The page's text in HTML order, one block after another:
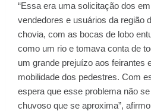
“Essa era uma solicitação dos
vendedores e usuários da região
chovia, com as bocas de lobo
como um rio e tomava conta de
um grande prejuízo aos feirantes
mobilidade dos pedestres. Com
espera que esse problema não
chuvoso que se aproxima”,